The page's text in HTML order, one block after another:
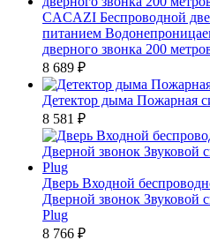
CACAZI Беспроводной
питанием
дверного звонка 200
8 689 ₽
Детектор дыма Пожарная
8 581 ₽
Дверь Входной
Дверной звонок Звуковой
Plug
8 766 ₽